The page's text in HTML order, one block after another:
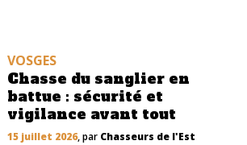
VOSGES
Chasse du sanglier en
battue : sécurité et
vigilance avant tout
15 juillet 2026, par Chasseurs de l'Est